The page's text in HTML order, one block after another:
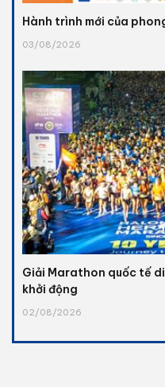
Hành trình mới của
03/08/2026
Giải Marathon quốc tế
khởi động
02/08/2026